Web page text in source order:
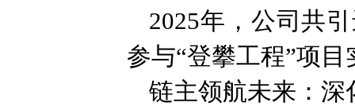
2025年，公司共
参与“登攀工程”项
链主领航未来：深